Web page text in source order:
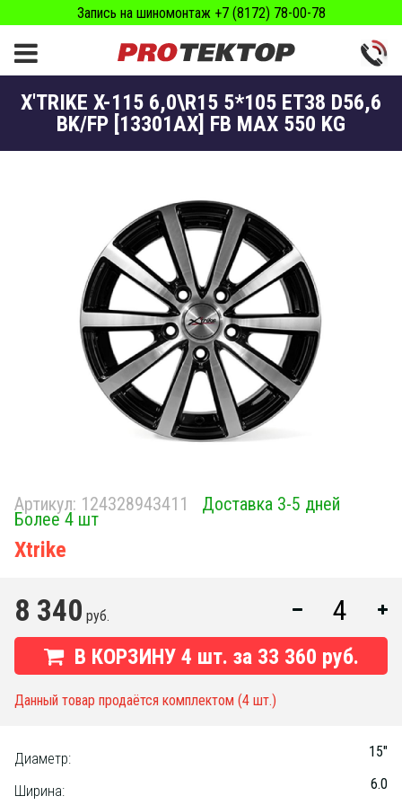
Запись на шиномонтаж +7 (8172) 78-00-78
X'TRIKE X-115 6,0\R15 5*105 ET38 D56,6
BK/FP [13301AX] FB MAX 550 KG
Артикул: 124328943411 Доставка 3-5 дней
Более 4 шт
Xtrike
8 340 руб.
В КОРЗИНУ 4 шт. за 33 360 руб.
Данный товар продаётся комплектом (4 шт.)
Диаметр: 15"
Ширина: 6.0